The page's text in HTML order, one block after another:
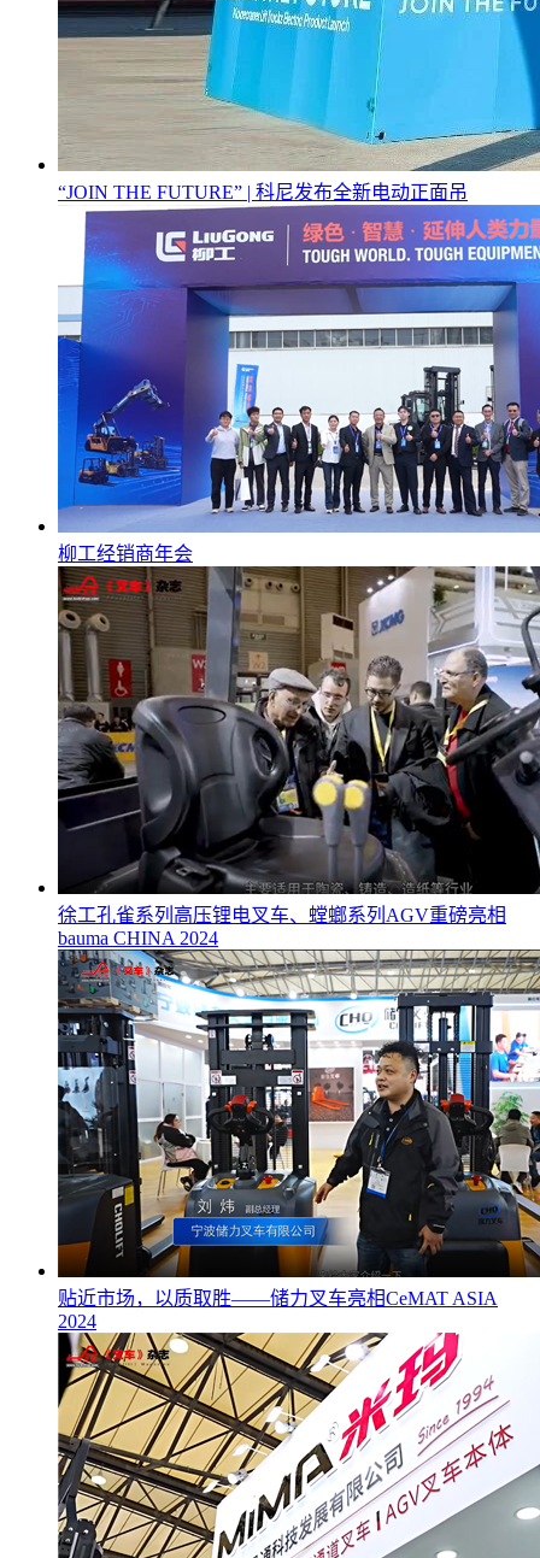
“JOIN THE FUTURE” | 科尼发布全新电动正面吊
柳工经销商年会
徐工孔雀系列高压锂电叉车、螳螂系列AGV重磅亮相
bauma CHINA 2024
贴近市场，以质取胜——储力叉车亮相CeMAT ASIA
2024